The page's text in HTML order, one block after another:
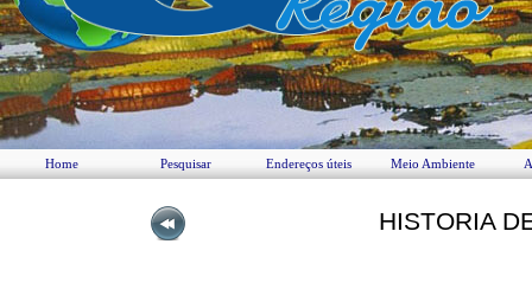
Home Pesquisar Endereços úteis Meio Ambiente
HISTORIA